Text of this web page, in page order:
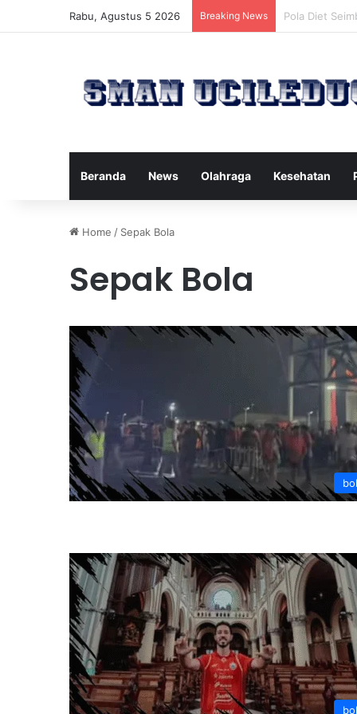
Rabu, Agustus 5 2026 Breaking News Manfaat
Beranda News Olahraga Kesehatan
Home / Sepak Bola
Sepak Bola